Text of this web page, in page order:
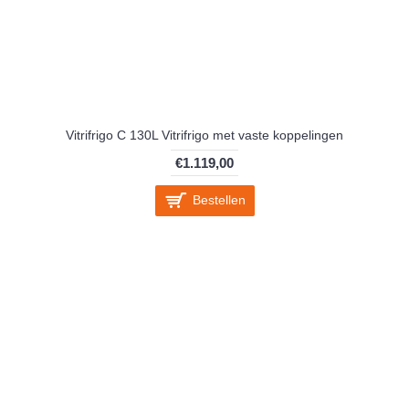
Vitrifrigo C 130L Vitrifrigo met vaste koppelingen
€1.119,00
Bestellen